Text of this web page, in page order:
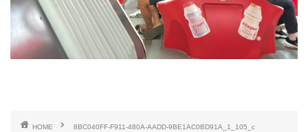
HOME 8BC040FF-F911-480A-AADD-9BE1AC0BD91A_1_105_c